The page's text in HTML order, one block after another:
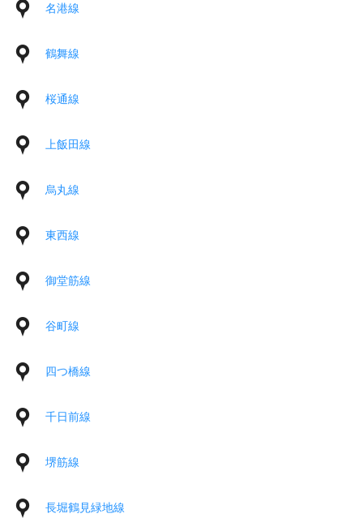
名港線
鶴舞線
桜通線
上飯田線
烏丸線
東西線
御堂筋線
谷町線
四つ橋線
千日前線
堺筋線
長堀鶴見緑地線